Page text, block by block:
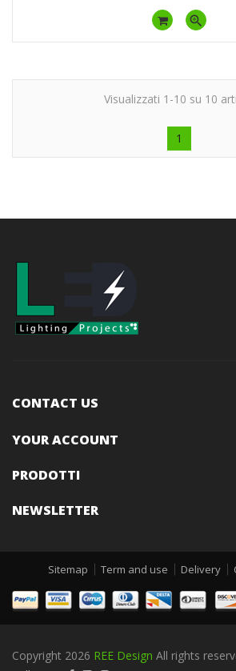
zoom_in
Visualizzati 1-10 su 10
1
CONTACT US
YOUR ACCOUNT
PRODOTTI
NEWSLETTER
Sitemap Term and use Delivery
Copyright 2026 REE Design All rights